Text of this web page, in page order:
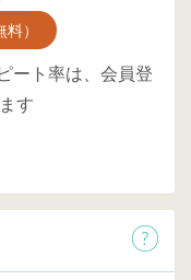
）
ート率は、会員登
す